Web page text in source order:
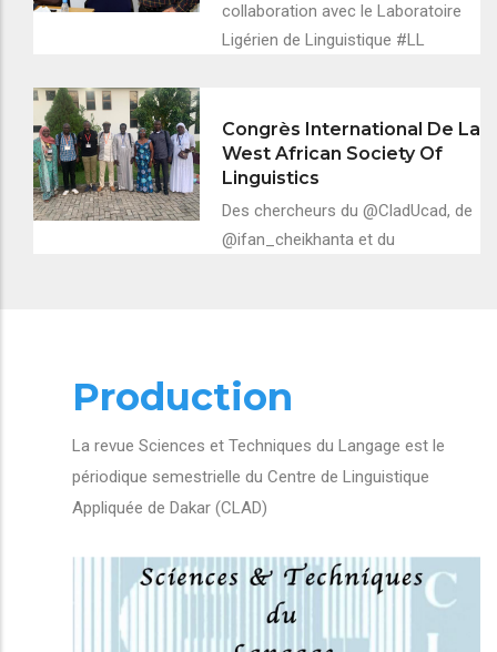
collaboration avec le Laboratoire
Ligérien de Linguistique #LL
Congrès International De La
West African Society Of
Linguistics
Des chercheurs du @CladUcad, de
@ifan_cheikhanta et du
Production
La revue Sciences et Techniques du Langage est le
périodique semestrielle du Centre de Linguistique
Appliquée de Dakar (CLAD)